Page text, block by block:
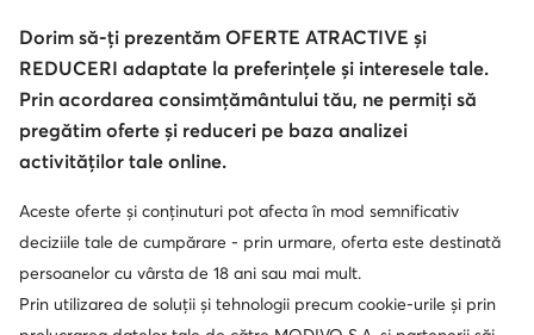
© epantofi.ro 2026
Regulament
Modifică setările
Politica de confidențialitate
Protecția datelor
Soluționarea alternativă a litigilor
Dorim să-ți prezentăm OFERTE ATRACTIVE și
REDUCERI adaptate la preferințele și interesele tale.
Prin acordarea consimțământului tău, ne permiți să
pregătim oferte și reduceri pe baza analizei
activităților tale online.
Aceste oferte și conținuturi pot afecta în mod semnificativ
deciziile tale de cumpărare - prin urmare, oferta este destinată
persoanelor cu vârsta de 18 ani sau mai mult.
Prin utilizarea de soluții și tehnologii precum cookie-urile și prin